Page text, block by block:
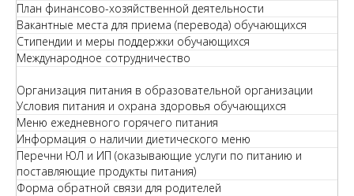
План финансово-хозяйственной деятельности
Вакантные места для приема (перевода) обучающихся
Стипендии и меры поддержки обучающихся
Международное сотрудничество
Организация питания в образовательной организации
Условия питания и охрана здоровья обучающихся
Меню ежедневного горячего питания
Информация о наличии диетического меню
Перечни ЮЛ и ИП (оказывающие услуги по питанию и
поставляющие продукты питания)
Форма обратной связи для родителей